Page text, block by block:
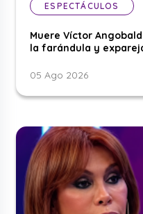
ESPECTÁCULOS
Muere Víctor
la farándula y
05 Ago 2026